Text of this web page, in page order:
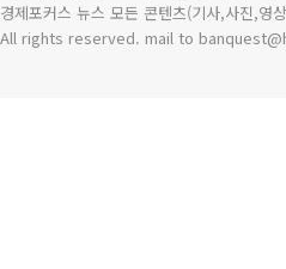
경제포커스 뉴스 모든 콘텐츠(기사,사진,영
All rights reserved. mail to banquest@